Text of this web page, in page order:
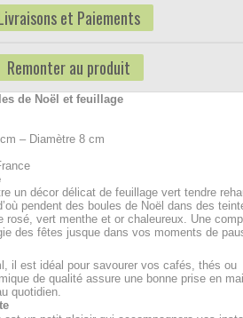
et Paiements
Remonter au produit
de Noël et feuillage
– Diamètre 8 cm
un décor délicat de feuillage vert tendre
pendent des boules de Noël dans des
rosé, vert menthe et or chaleureux. Une
des fêtes jusque dans vos moments de
il est idéal pour savourer vos cafés, thés ou
de qualité assure une bonne prise en
quotidien.